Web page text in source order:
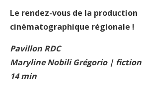
Le rendez-vous de la production
cinématographique régionale !
Pavillon RDC
Maryline Nobili Grégorio |
14 min